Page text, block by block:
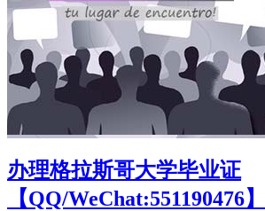
办理格拉斯哥大学毕业证
【QQ/WeChat:551190476